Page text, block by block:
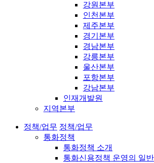
강원본부
인천본부
제주본부
경기본부
경남본부
강릉본부
울산본부
포항본부
강남본부
인재개발원
지역본부
정책/업무 정책/업무
통화정책
통화정책 소개
통화신용정책 운영의 일